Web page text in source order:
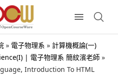
» 電子物理系 » 計算機概論(一)
| 電子物理系 簡紋濱老師 »
Introduction To HTML